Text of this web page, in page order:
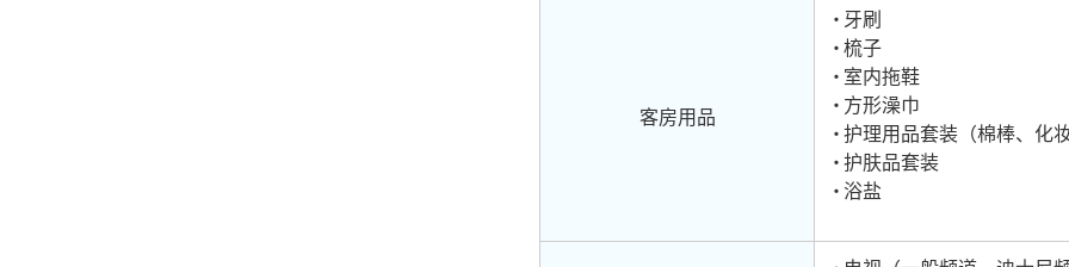
客房用品
牙刷
梳子
室内拖鞋
方形澡巾
护理用品套装（棉棒、化
护肤品套装
浴盐